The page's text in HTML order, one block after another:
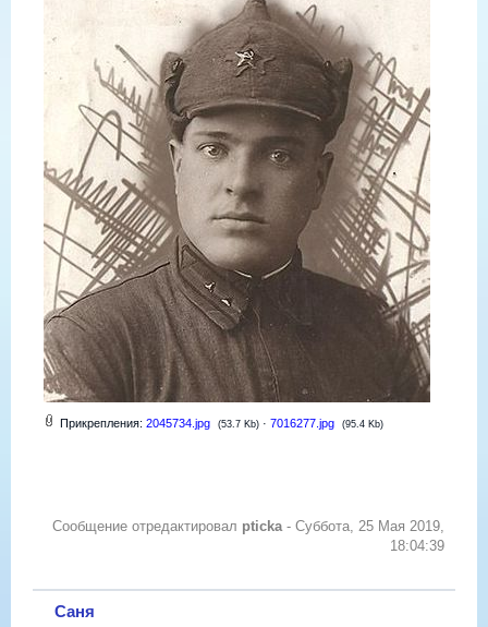
Прикрепления: 2045734.jpg (53.7 Kb) · 7016277.jpg (95.4 Kb)
Сообщение отредактировал pticka - Суббота, 25 Мая 2019,
18:04:39
Саня